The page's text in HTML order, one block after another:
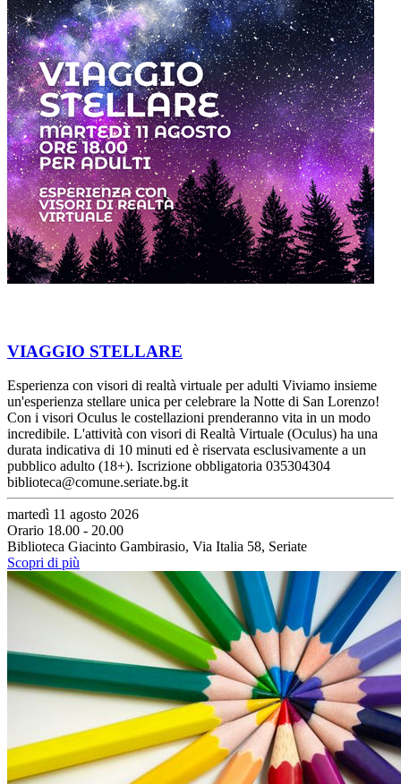
VIAGGIO STELLARE
Esperienza con visori di realtà virtuale per adulti Viviamo insieme
un'esperienza stellare unica per celebrare la Notte di San Lorenzo!
Con i visori Oculus le costellazioni prenderanno vita in un modo
incredibile. L'attività con visori di Realtà Virtuale (Oculus) ha una
durata indicativa di 10 minuti ed è riservata esclusivamente a un
pubblico adulto (18+). Iscrizione obbligatoria 035304304
biblioteca@comune.seriate.bg.it
martedì 11 agosto 2026
Orario 18.00 - 20.00
Biblioteca Giacinto Gambirasio, Via Italia 58, Seriate
Scopri di più